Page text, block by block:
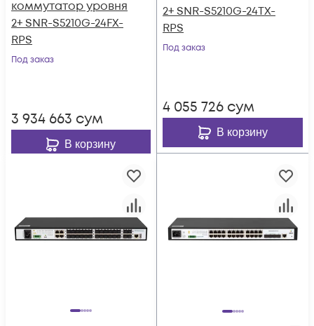
коммутатор уровня
2+ SNR-S5210G-24FX-
RPS
Под заказ
3 934 663 сум
В корзину
2+ SNR-S5210G-24TX-
RPS
Под заказ
4 055 726 сум
В корзину